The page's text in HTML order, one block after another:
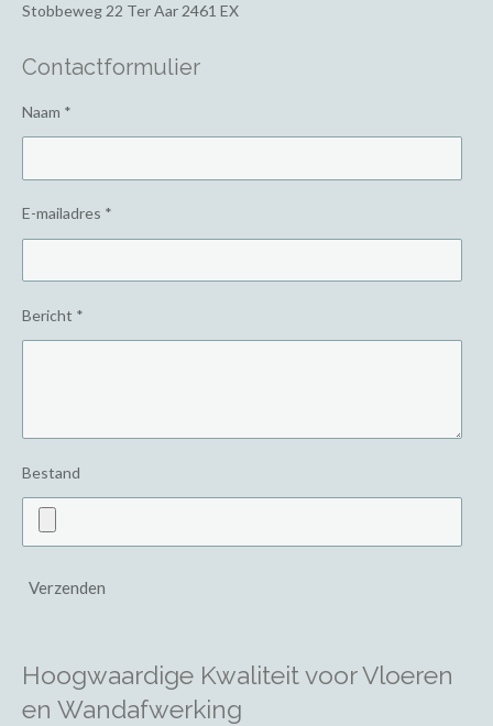
Stobbeweg 22 Ter Aar 2461 EX
Contactformulier
Naam *
E-mailadres *
Bericht *
Bestand
Verzenden
Hoogwaardige Kwaliteit voor Vloeren
en Wandafwerking